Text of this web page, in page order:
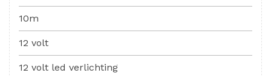
10m
12 volt
12 volt led verlichting